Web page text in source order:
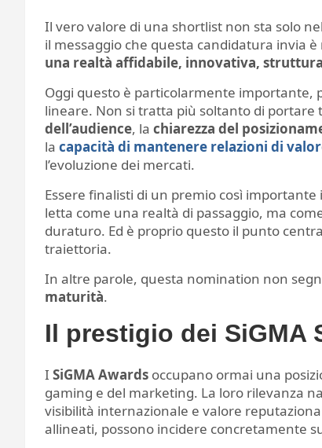
Il vero valore di una shortlist non sta solo
il messaggio che questa candidatura invia
una realtà affidabile, innovativa,
Oggi questo è particolarmente importante,
lineare. Non si tratta più soltanto di
dell’audience, la chiarezza del
la capacità di mantenere relazioni di
l’evoluzione dei mercati.
Essere finalisti di un premio così
letta come una realtà di passaggio, ma
duraturo. Ed è proprio questo il punto
traiettoria.
In altre parole, questa nomination non
maturità.
Il prestigio dei SiGMA
I SiGMA Awards occupano ormai una
gaming e del marketing. La loro rilevanza
visibilità internazionale e valore
allineati, possono incidere concretamente